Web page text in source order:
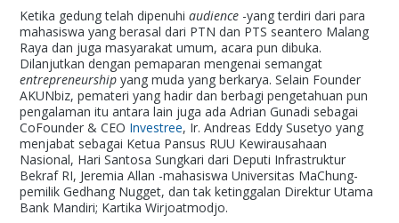
Ketika gedung telah dipenuhiaudience -yang terdiri dari para
mahasiswa yang berasal dari PTN dan PTS seantero Malang
Raya dan juga masyarakat umum, acara pun dibuka.
Dilanjutkan dengan pemaparan mengenai semangat
entrepreneurship yang muda yang berkarya. Selain Founder
AKUNbiz, pemateri yang hadir dan berbagi pengetahuan pun
pengalaman itu antara lain juga ada Adrian Gunadi sebagai
CoFounder & CEO Investree, Ir. Andreas Eddy Susetyo yang
menjabat sebagai Ketua Pansus RUU Kewirausahaan
Nasional, Hari Santosa Sungkari dari Deputi Infrastruktur
Bekraf RI, Jeremia Allan -mahasiswa Universitas MaChung-
pemilik Gedhang Nugget, dan tak ketinggalan Direktur Utama
Bank Mandiri; Kartika Wirjoatmodjo.